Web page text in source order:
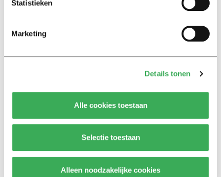
Statistieken
Marketing
Details tonen
Alle cookies toestaan
Selectie toestaan
Alleen noodzakelijke cookies
HOP, Bas Belleman
Marion Koopmans over online
bedreigingen en desinformatie:
ivoren toren uit’